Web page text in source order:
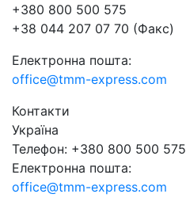
+380 800 500 575
+38 044 207 07 70 (Факс)
Електронна пошта:
office@tmm-express.com
Контакти
Україна
Телефон: +380 800 500 575
Електронна пошта:
office@tmm-express.com